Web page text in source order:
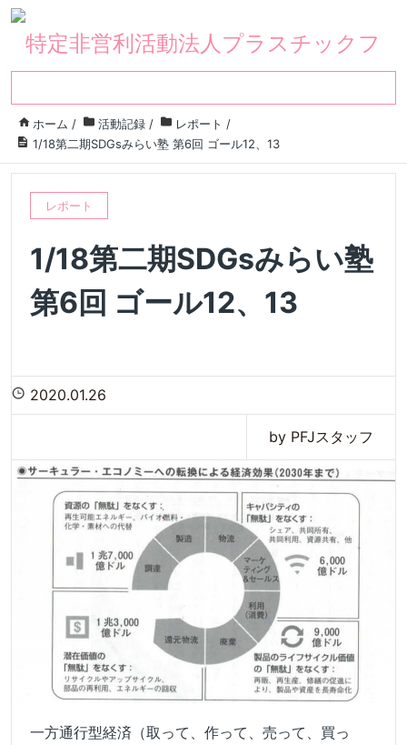
ホーム / 活動記録 / レポート /
1/18第二期SDGsみらい塾 第6回 ゴール12、13
レポート
1/18第二期SDGsみらい塾
第6回 ゴール12、13
2020.01.26
by PFJスタッフ
一方通行型経済（取って、作って、売って、買っ